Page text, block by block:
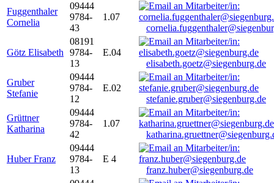
Fuggenthaler
Cornelia
09444
9784-
43
1.07
Götz Elisabeth
08191
9784-
13
E.04
elisabeth.goetz@siegenburg.de
Gruber
Stefanie
09444
9784-
12
E.02
stefanie.gruber@siegenburg.de
Grüttner
Katharina
09444
9784-
42
1.07
Huber Franz
09444
9784-
13
E 4
franz.huber@siegenburg.de